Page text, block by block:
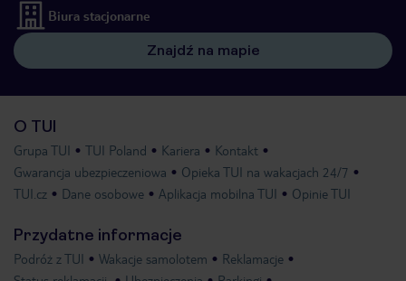
Biura stacjonarne
Znajdź na mapie
O TUI
Grupa TUI TUI Poland Kariera
Kontakt
Gwarancja ubezpieczeniowa
Opieka TUI na wakacjach 24/7
TUI.cz
Dane osobowe Aplikacja mobilna TUI Opinie TUI
Przydatne informacje
Podróż z TUI Wakacje samolotem
Reklamacje